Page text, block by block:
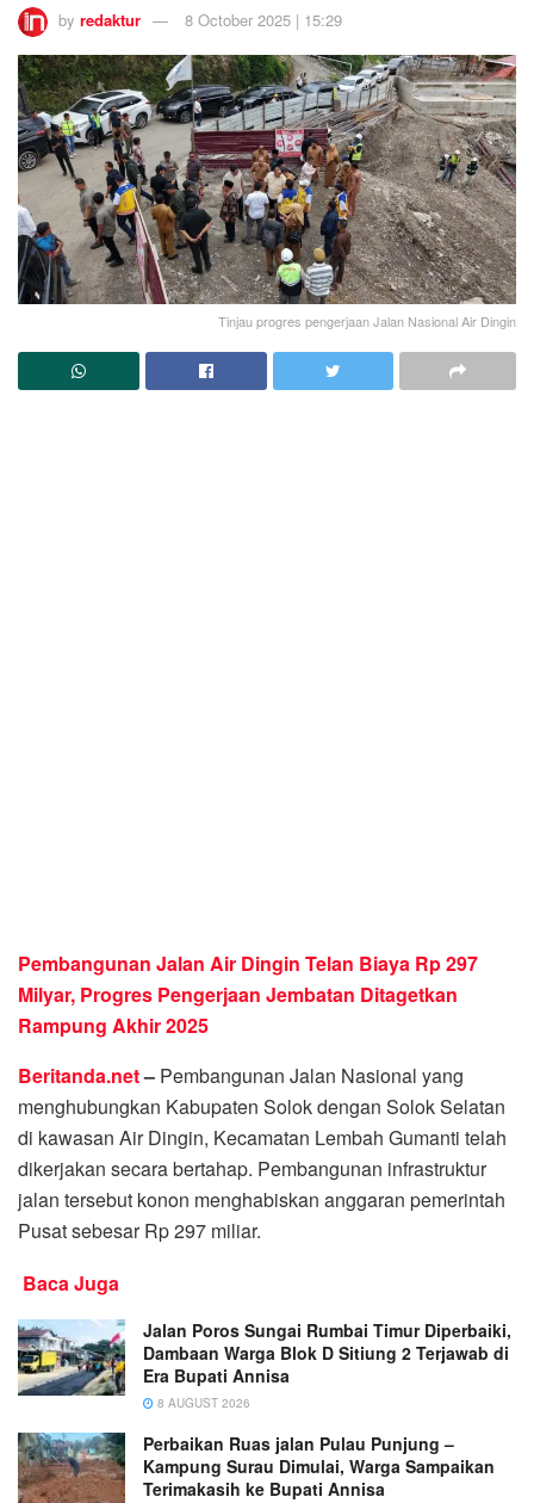
by redaktur 8 October 2025 | 15:29
Tinjau progres pengerjaan Jalan Nasional Air Dingin
Pembangunan Jalan Air Dingin Telan Biaya Rp 297
Milyar, Progres Pengerjaan Jembatan Ditagetkan
Rampung Akhir 2025
Beritanda.net– Pembangunan Jalan Nasional yang
menghubungkan Kabupaten Solok dengan Solok Selatan
di kawasan Air Dingin, Kecamatan Lembah Gumanti telah
dikerjakan secara bertahap. Pembangunan infrastruktur
jalan tersebut konon menghabiskan anggaran pemerintah
Pusat sebesar Rp 297 miliar.
Baca Juga
Jalan Poros Sungai Rumbai Timur Diperbaiki,
Dambaan Warga Blok D Sitiung 2 Terjawab di
Era Bupati Annisa
8 AUGUST 2026
Perbaikan Ruas jalan Pulau Punjung –
Kampung Surau Dimulai, Warga Sampaikan
Terimakasih ke Bupati Annisa